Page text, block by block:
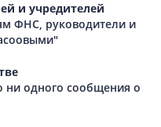
и учредителей
ФНС, руководители и
ни одного сообщения о